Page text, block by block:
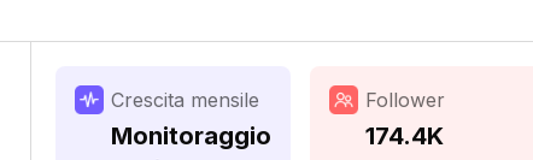
Crescita mensile
Monitoraggio
Follower
174.4K